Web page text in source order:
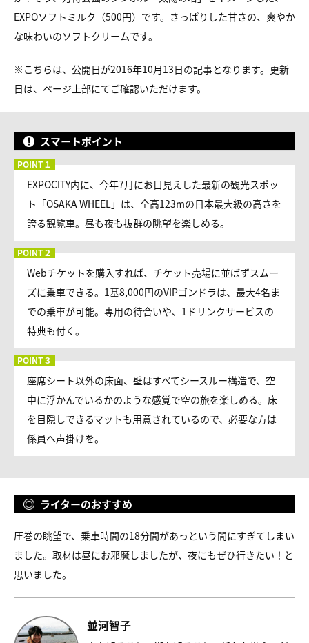
EXPOソフトミルク（500円）です。さっぱりした甘さの、爽やか
な味わいのソフトクリームです。
※こちらは、公開日が2016年10月13日の記事となります。更新
日は、ページ上部にてご確認いただけます。
スマートポイント
EXPOCITY内に、今年7月にお目見えした最新の観光スポッ
ト「OSAKA WHEEL」は、全高123mの日本最大級の高さを
誇る観覧車。昼も夜も抜群の眺望を楽しめる。
Webチケットを購入すれば、チケット売場に並ばずスムー
ズに乗車できる。1基8,000円のVIPゴンドラは、最大4名ま
での乗車が可能。専用の待合いや、1ドリンクサービスの
特典も付く。
座席シート以外の床面、壁はすべてシースルー構造で、空
中に浮かんでいるかのような感覚で空の旅を楽しめる。床
を目隠しできるマットも用意されているので、必要な方は
係員へ声掛けを。
ライターのおすすめ
圧巻の眺望で、乗車時間の18分間があっという間にすぎてしまい
ました。取材は昼にお邪魔しましたが、夜にもぜひ行きたい！と
思いました。
並河智子